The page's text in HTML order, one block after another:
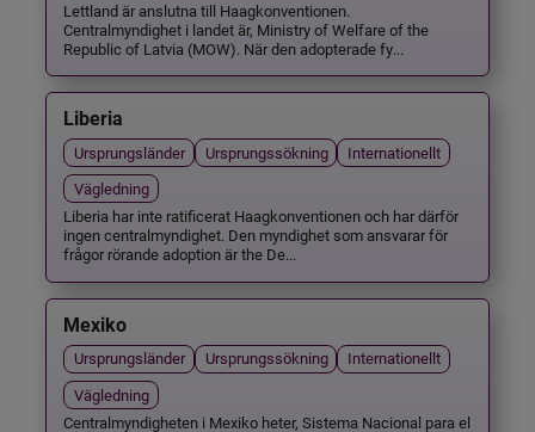
Lettland är anslutna till Haagkonventionen.
Centralmyndighet i landet är, Ministry of Welfare of the
Republic of Latvia (MOW). När den adopterade fy...
Liberia
Ursprungsländer Ursprungssökning
Internationellt
Vägledning
Liberia har inte ratificerat Haagkonventionen och har därför
ingen centralmyndighet. Den myndighet som ansvarar för
frågor rörande adoption är the De...
Mexiko
Ursprungsländer Ursprungssökning
Internationellt
Vägledning
Centralmyndigheten i Mexiko heter, Sistema Nacional para el